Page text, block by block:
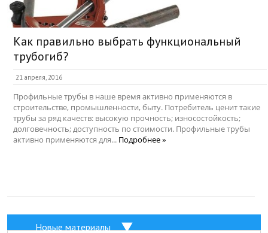
Как правильно выбрать функциональный
трубогиб?
21 апреля, 2016
Профильные трубы в наше время активно применяются в
строительстве, промышленности, быту. Потребитель ценит такие
трубы за ряд качеств: высокую прочность; износостойкость;
долговечность; доступность по стоимости. Профильные трубы
активно применяются для... Подробнее »
Новые материалы